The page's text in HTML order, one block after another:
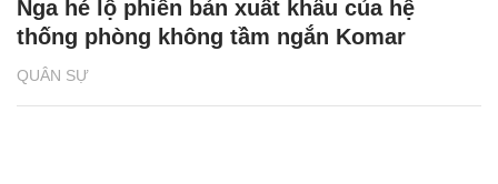
QUÂN SỰ
Nga hé lộ phiên bản xuất khẩu của hệ
thống phòng không tầm ngắn Komar